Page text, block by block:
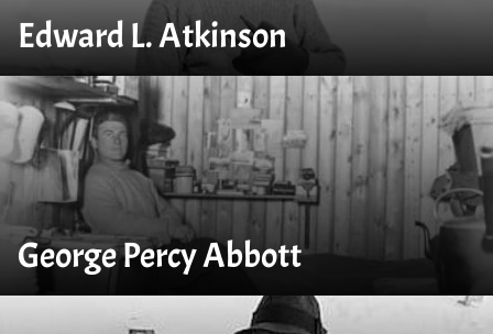
Edward L. Atkinson
George Percy Abbott